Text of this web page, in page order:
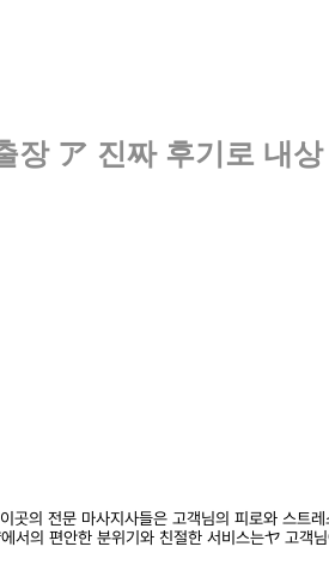
장 ア 진짜 후기로 내
의 전문 마사지사들은 고객님의 피로와 스트
의 편안한 분위기와 친절한 서비스는ヤ 고객